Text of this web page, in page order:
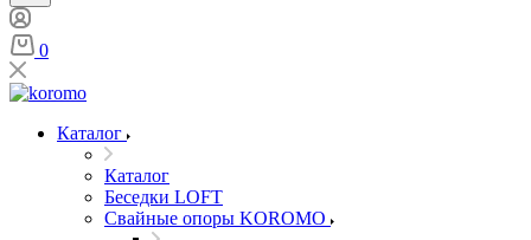
0
Каталог
Каталог
Беседки LOFT
Свайные опоры KOROMO